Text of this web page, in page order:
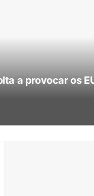
a provocar os